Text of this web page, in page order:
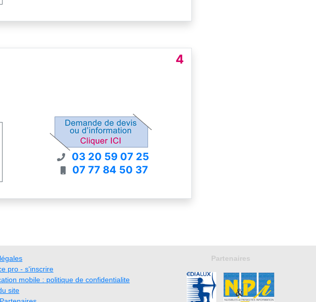
4
03 20 59 07 25
07 77 84 50 37
pro - s'inscrire
mobile : politique de confidentialite
site
Partenaires